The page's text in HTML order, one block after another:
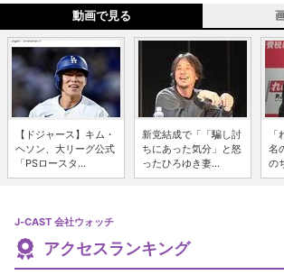
動画で見る
【ドジャース】キム・
ヘソン、大リーグ公式
「PSロースタ...
新党結成で「「騙し討
ちにあった気分」と怒
ったひろゆき妻...
名
の
J-CAST 会社ウォッチ
アクセスランキング